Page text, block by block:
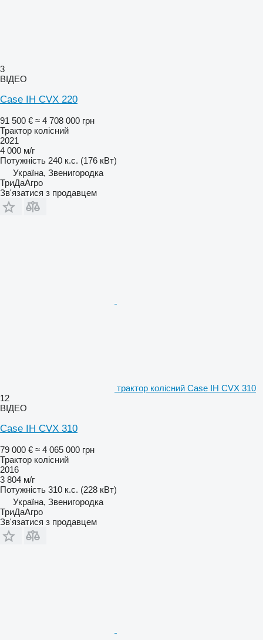
3
ВІДЕО
Case IH CVX 220
91 500 € ≈ 4 708 000 грн
Трактор колісний
2021
4 000 м/г
Потужність 240 к.с. (176 кВт)
Україна, Звенигородка
ТриДаАгро
Зв'язатися з продавцем
трактор колісний Case IH CVX 310
12
ВІДЕО
Case IH CVX 310
79 000 € ≈ 4 065 000 грн
Трактор колісний
2016
3 804 м/г
Потужність 310 к.с. (228 кВт)
Україна, Звенигородка
ТриДаАгро
Зв'язатися з продавцем